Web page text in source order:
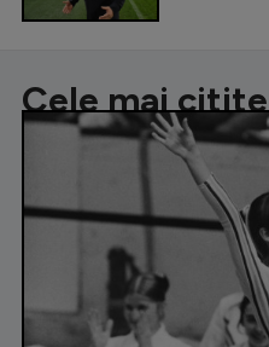
Cele mai citite